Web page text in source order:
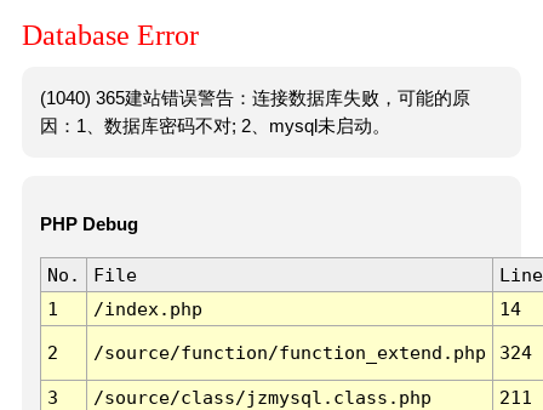
Database Error
(1040) 365建站错误警告：连接数据库失败，可能的原
因：1、数据库密码不对; 2、mysql未启动。
PHP Debug
No. File
Line
1
/index.php 14
2 /source/function/function_extend.php 324
3 /source/class/jzmysql.class.php
211